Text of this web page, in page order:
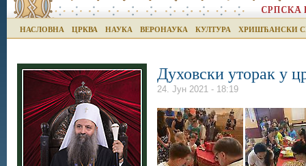
НАСЛОВНА ЦРКВА НАУКА ВЕРОНАУКА КУЛТУРА ХРИШЋАНСКИ
Духовски уторак у
24. Јун 2021 - 18:19